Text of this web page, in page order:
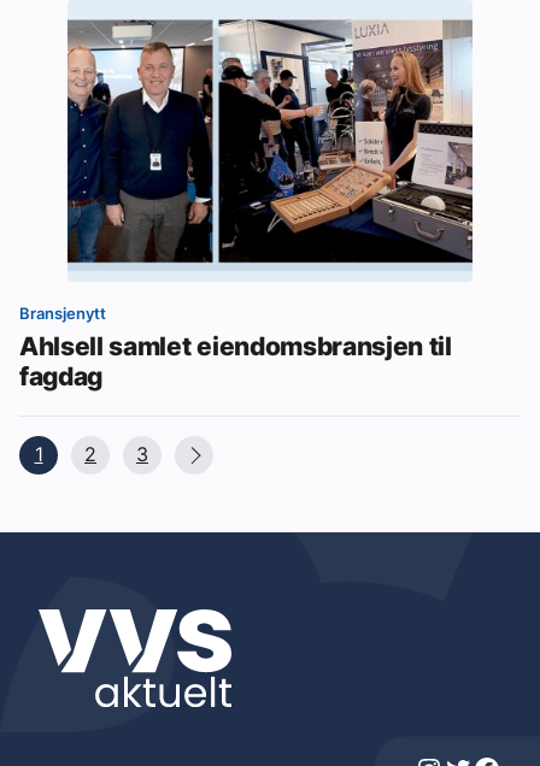
Bransjenytt
Ahlsell samlet eiendomsbransjen til
fagdag
1 2 3